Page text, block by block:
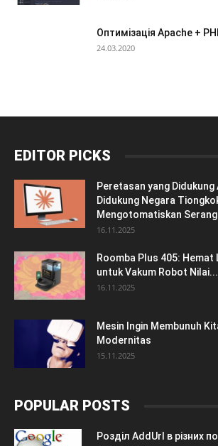
Оптимізація Apache +
24.03.2020
EDITOR PICKS
Peretasan yang Didukung
Didukung Negara
Mengotomatiskan
16.11.2025
Roomba Plus 405: Hemat
untuk Vakum Robot Nilai...
16.11.2025
Mesin Ingin Membunuh
Modernitas
15.11.2025
POPULAR POSTS
Розділ AddUrl в різних